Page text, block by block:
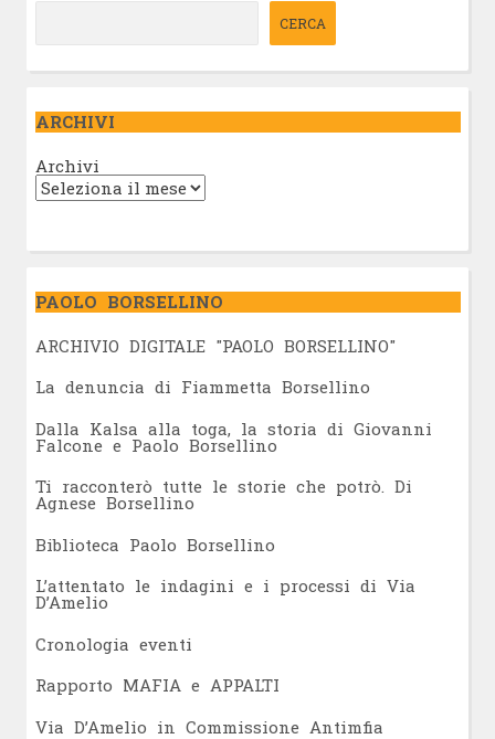
CERCA
ARCHIVI
Archivi
PAOLO BORSELLINO
ARCHIVIO DIGITALE "PAOLO BORSELLINO"
La denuncia di Fiammetta Borsellino
Dalla Kalsa alla toga, la storia di Giovanni
Falcone e Paolo Borsellino
Ti racconterò tutte le storie che potrò. Di
Agnese Borsellino
Biblioteca Paolo Borsellino
L’attentato le indagini e i processi di Via
D’Amelio
Cronologia eventi
Rapporto MAFIA e APPALTI
Via D’Amelio in Commissione Antimfia